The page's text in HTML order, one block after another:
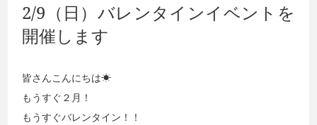
2/9（日）バレンタインイベントを
開催します
皆さんこんにちは☀
もうすぐ２月！
もうすぐバレンタイン！！